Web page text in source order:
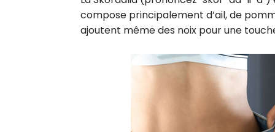
compose principalement d’ail, de
ajoutent même des noix pour une